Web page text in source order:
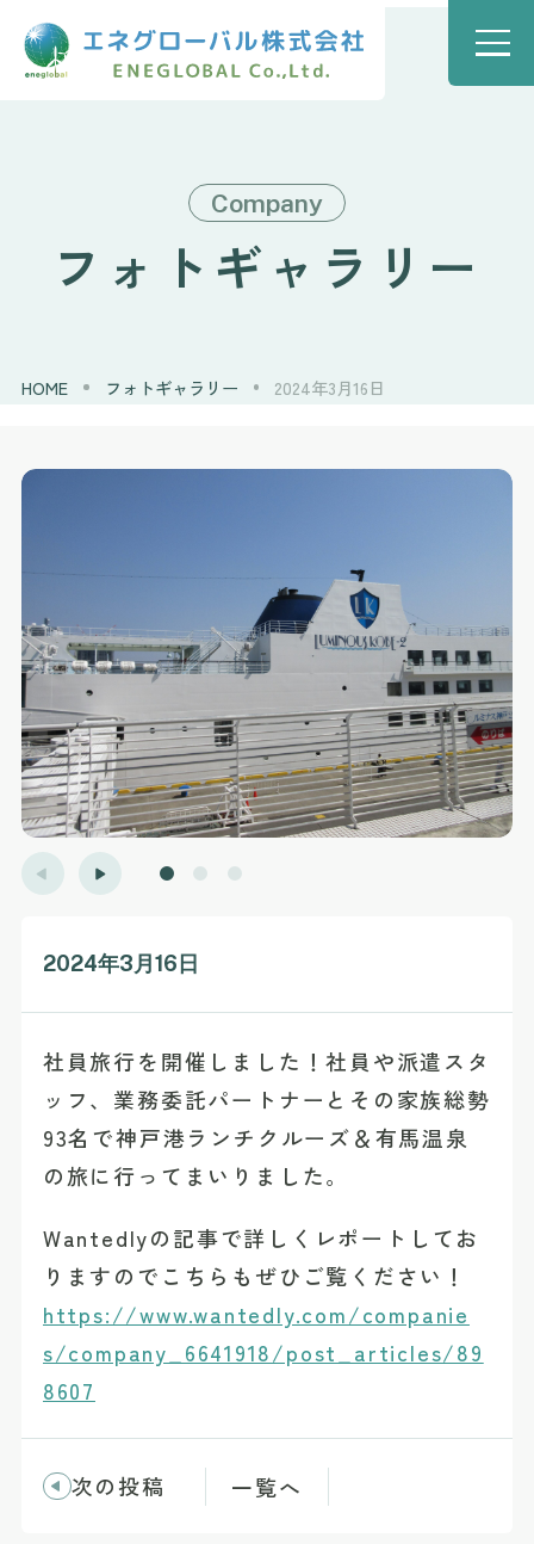
Company
フォトギャラリー
HOME フォトギャラリー 2024年3月16日
2024年3月16日
社員旅行を開催しました！社員や派遣スタ
ッフ、業務委託パートナーとその家族総勢
93名で神戸港ランチクルーズ＆有馬温泉
の旅に行ってまいりました。
Wantedlyの記事で詳しくレポートしてお
りますのでこちらもぜひご覧ください！
https://www.wantedly.com/companie
s/company_6641918/post_articles/89
8607
次の投稿 一覧へ